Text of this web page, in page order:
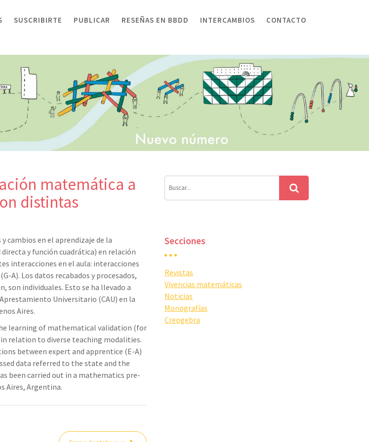
SUSCRIBIRTE PUBLICAR RESEÑAS EN BBDD INTERCAMBIOS CONTACTO
matemática a
distintas
cambios en el aprendizaje de la
y función cuadrática) en relación
interacciones en el aula: interacciones
A). Los datos recabados y procesados,
son individuales. Esto se ha llevado a
Universitario (CAU) en la
Aires.
learning of mathematical validation (for
relation to diverse teaching modalities.
between expert and apprentice (E-A)
data referred to the state and the
been carried out in a mathematics pre-
Aires, Argentina.
Secciones
Revistas
Vivencias matemáticas
Noticias
Monografías
Creogebra